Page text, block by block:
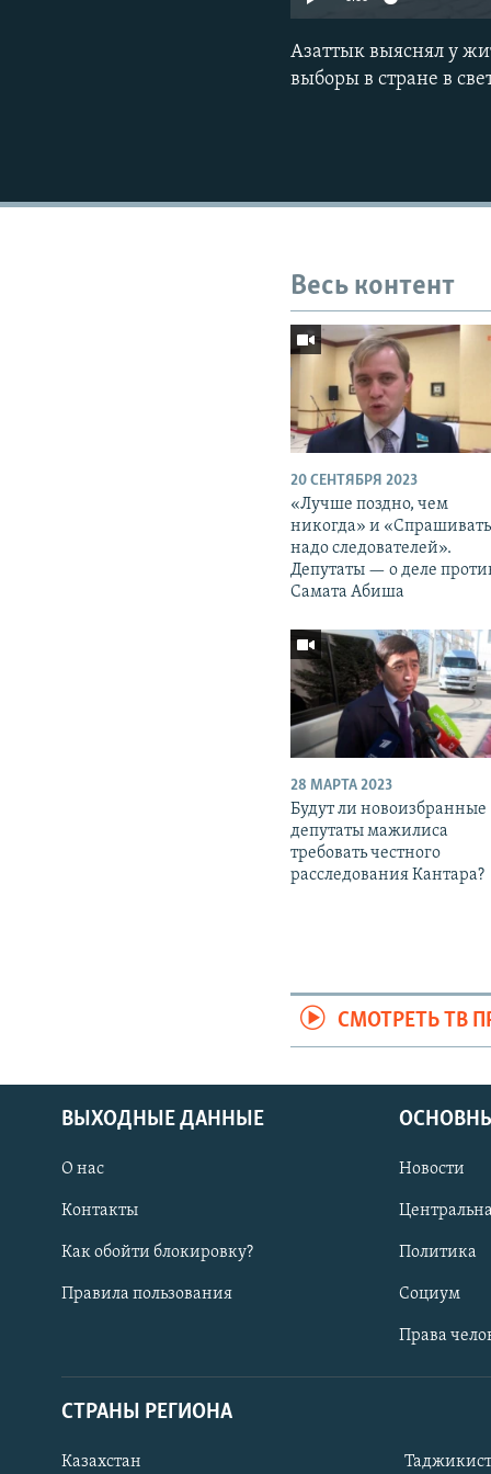
Азаттык выяснял у
выборы в стране в
Весь контент
20 СЕНТЯБРЯ 2023
«Лучше поздно, чем
никогда» и «Спрашивать
надо следователей».
Депутаты — о деле
Самата Абиша
28 МАРТА 2023
Будут ли новоизбранные
депутаты мажилиса
требовать честного
расследования Кантара?
СМОТРЕТЬ ТВ
ВЫХОДНЫЕ ДАННЫЕ
О нас
Контакты
Как обойти блокировку?
Правила пользования
Новости
Политика
Социум
Права
СТРАНЫ РЕГИОНА
Казахстан